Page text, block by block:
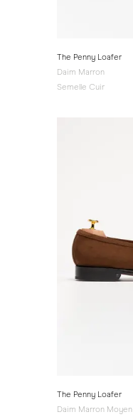
The Penny Loafer
Daim Marron
Semelle Cuir
The Penny Loafer
Daim Marron Moyen